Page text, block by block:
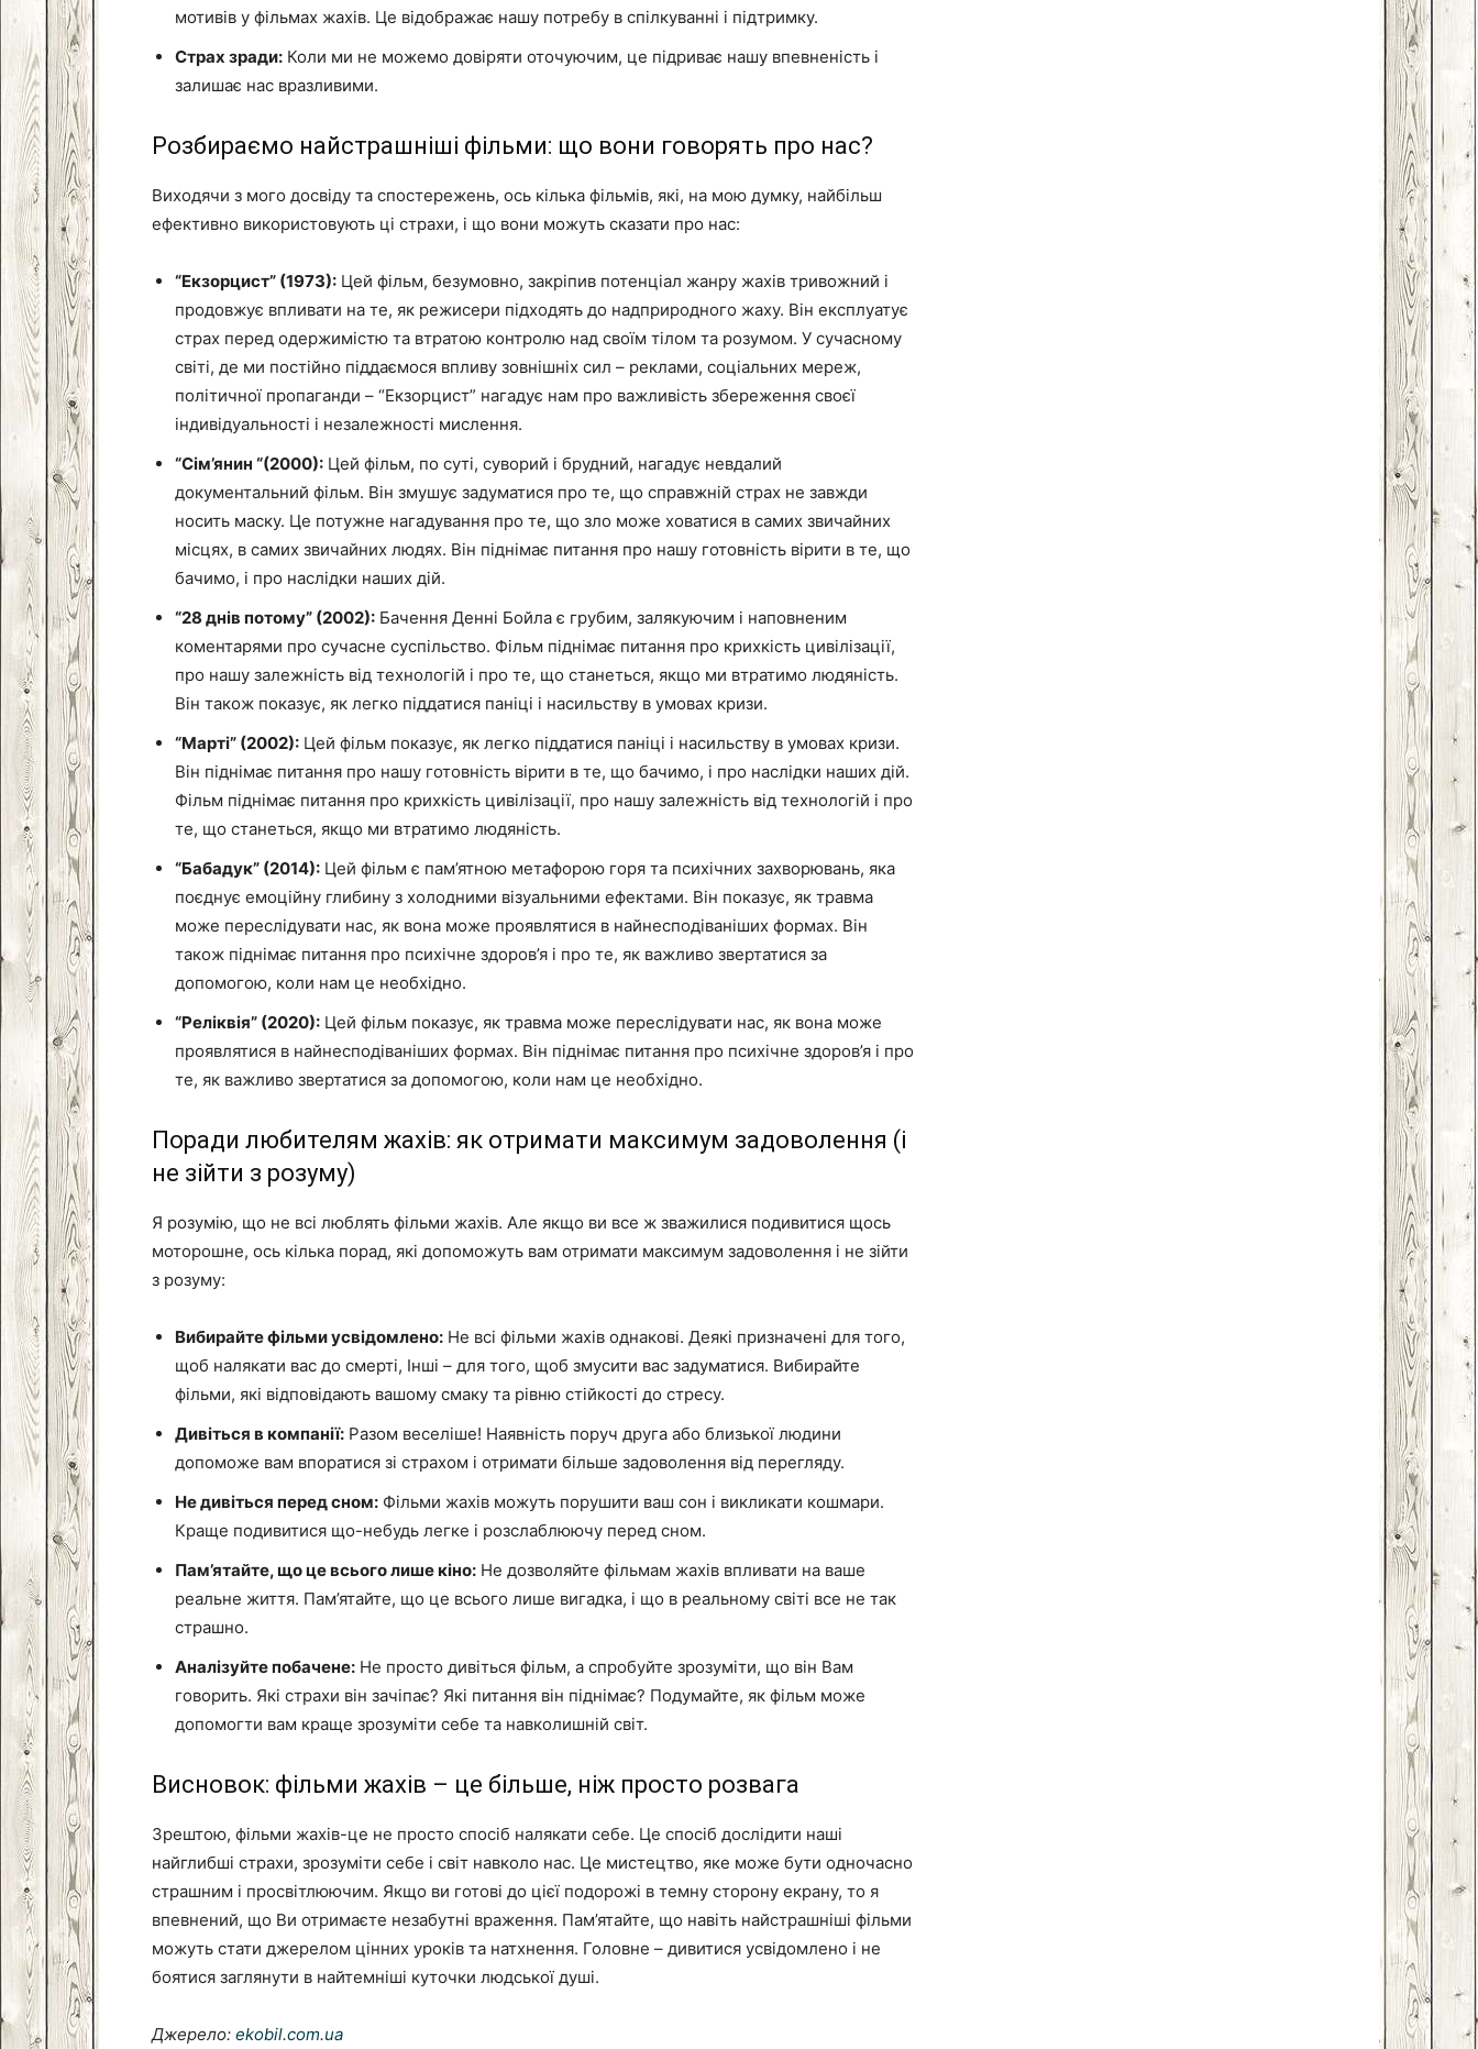
мотивів у фільмах жахів. Це відображає нашу потребу в спілкуванні і підтримку.
Страх зради: Коли ми не можемо довіряти оточуючим, це підриває нашу впевненість і
залишає нас вразливими.
Розбираємо найстрашніші фільми: що вони говорять про нас?
Виходячи з мого досвіду та спостережень, ось кілька фільмів, які, на мою думку, найбільш
ефективно використовують ці страхи, і що вони можуть сказати про нас:
“Екзорцист” (1973): Цей фільм, безумовно, закріпив потенціал жанру жахів тривожний і
продовжує впливати на те, як режисери підходять до надприродного жаху. Він експлуатує
страх перед одержимістю та втратою контролю над своїм тілом та розумом. У сучасному
світі, де ми постійно піддаємося впливу зовнішніх сил – реклами, соціальних мереж,
політичної пропаганди – “Екзорцист” нагадує нам про важливість збереження своєї
індивідуальності і незалежності мислення.
“Сім’янин “(2000): Цей фільм, по суті, суворий і брудний, нагадує невдалий
документальний фільм. Він змушує задуматися про те, що справжній страх не завжди
носить маску. Це потужне нагадування про те, що зло може ховатися в самих звичайних
місцях, в самих звичайних людях. Він піднімає питання про нашу готовність вірити в те, що
бачимо, і про наслідки наших дій.
“28 днів потому” (2002): Бачення Денні Бойла є грубим, залякуючим і наповненим
коментарями про сучасне суспільство. Фільм піднімає питання про крихкість цивілізації,
про нашу залежність від технологій і про те, що станеться, якщо ми втратимо людяність.
Він також показує, як легко піддатися паніці і насильству в умовах кризи.
“Марті” (2002): Цей фільм показує, як легко піддатися паніці і насильству в умовах кризи.
Він піднімає питання про нашу готовність вірити в те, що бачимо, і про наслідки наших дій.
Фільм піднімає питання про крихкість цивілізації, про нашу залежність від технологій і про
те, що станеться, якщо ми втратимо людяність.
“Бабадук” (2014): Цей фільм є пам’ятною метафорою горя та психічних захворювань, яка
поєднує емоційну глибину з холодними візуальними ефектами. Він показує, як травма
може переслідувати нас, як вона може проявлятися в найнесподіваніших формах. Він
також піднімає питання про психічне здоров’я і про те, як важливо звертатися за
допомогою, коли нам це необхідно.
“Реліквія” (2020): Цей фільм показує, як травма може переслідувати нас, як вона може
проявлятися в найнесподіваніших формах. Він піднімає питання про психічне здоров’я і про
те, як важливо звертатися за допомогою, коли нам це необхідно.
Поради любителям жахів: як отримати максимум задоволення (і
не зійти з розуму)
Я розумію, що не всі люблять фільми жахів. Але якщо ви все ж зважилися подивитися щось
моторошне, ось кілька порад, які допоможуть вам отримати максимум задоволення і не зійти
з розуму:
Вибирайте фільми усвідомлено: Не всі фільми жахів однакові. Деякі призначені для того,
щоб налякати вас до смерті, Інші – для того, щоб змусити вас задуматися. Вибирайте
фільми, які відповідають вашому смаку та рівню стійкості до стресу.
Дивіться в компанії: Разом веселіше! Наявність поруч друга або близької людини
допоможе вам впоратися зі страхом і отримати більше задоволення від перегляду.
Не дивіться перед сном: Фільми жахів можуть порушити ваш сон і викликати кошмари.
Краще подивитися що-небудь легке і розслаблюючу перед сном.
Пам’ятайте, що це всього лише кіно: Не дозволяйте фільмам жахів впливати на ваше
реальне життя. Пам’ятайте, що це всього лише вигадка, і що в реальному світі все не так
страшно.
Аналізуйте побачене: Не просто дивіться фільм, а спробуйте зрозуміти, що він Вам
говорить. Які страхи він зачіпає? Які питання він піднімає? Подумайте, як фільм може
допомогти вам краще зрозуміти себе та навколишній світ.
Висновок: фільми жахів – це більше, ніж просто розвага
Зрештою, фільми жахів-це не просто спосіб налякати себе. Це спосіб дослідити наші
найглибші страхи, зрозуміти себе і світ навколо нас. Це мистецтво, яке може бути одночасно
страшним і просвітлюючим. Якщо ви готові до цієї подорожі в темну сторону екрану, то я
впевнений, що Ви отримаєте незабутні враження. Пам’ятайте, що навіть найстрашніші фільми
можуть стати джерелом цінних уроків та натхнення. Головне – дивитися усвідомлено і не
боятися заглянути в найтемніші куточки людської душі.
Джерело: ekobil.com.ua